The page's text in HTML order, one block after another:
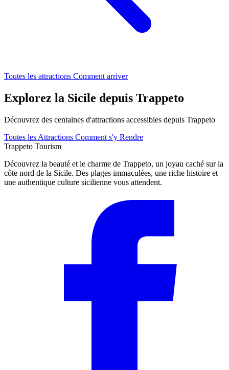
Toutes les attractions Comment arriver
Explorez la Sicile depuis Trappeto
Découvrez des centaines d'attractions accessibles depuis Trappeto
Toutes les Attractions Comment s'y Rendre
Trappeto Tourism
Découvrez la beauté et le charme de Trappeto, un joyau caché sur la
côte nord de la Sicile. Des plages immaculées, une riche histoire et
une authentique culture sicilienne vous attendent.